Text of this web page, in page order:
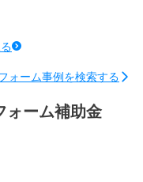
ォーム事例を検索する
ォーム補助金